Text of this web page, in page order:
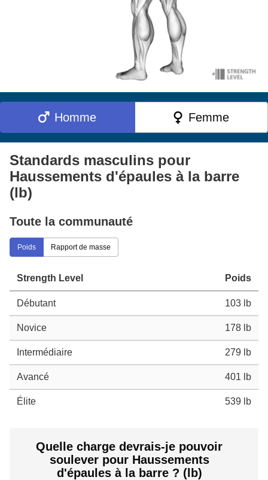
Homme Femme
Standards masculins pour
Haussements d'épaules à la barre
(lb)
Toute la communauté
Poids Rapport de masse
Strength Level Poids
Débutant 103 lb
Novice 178 lb
Intermédiaire 279 lb
Avancé 401 lb
Élite 539 lb
Quelle charge devrais-je pouvoir
soulever pour Haussements
d'épaules à la barre ? (lb)